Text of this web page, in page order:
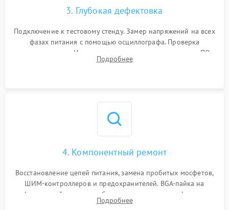
3. Глубокая дефектовка
Подключение к тестовому стенду. Замер напряжений на всех
фазах питания с помощью осциллографа. Проверка
инициализации. Использование специализированного ПО
MATS
Подробнее
4. Компонентный ремонт
Восстановление цепей питания, замена пробитых мосфетов,
ШИМ-контроллеров и предохранителей. BGA-пайка на
инфракрасной станции реболлинг или замена графического
чипа и дефектной памяти GDDR. Прошивка BIOS
Подробнее